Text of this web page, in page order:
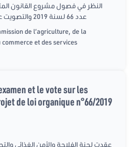
النظر في فصول مشروع القانون
عدد 66 لسنة 2019 والتصويت عليها على الساعة 10:50
de l’agriculture, de la
et des services
et le vote sur les
de loi organique n°66/2019
عقدت لجنة الفلاحة والأمن الغذائي